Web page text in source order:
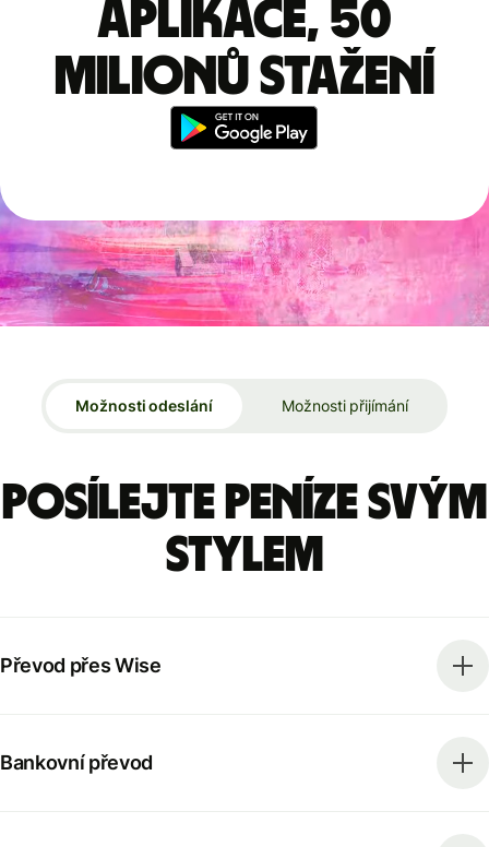
aplikace, 50
milionů stažení
Možnosti odeslání Možnosti přijímání
Posílejte peníze svým
stylem
Převod přes Wise
Bankovní převod